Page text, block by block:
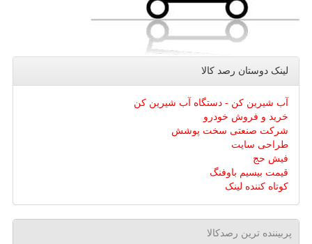
لینک دوستان رصد كالا
آب شیرین کن - دستگاه آب شیرین کن
خرید و فروش خودرو
شرکت صنعتی سخت پوشش
طراحی سایت
فیش حج
قیمت بیسیم باوفنگ
کوتاه کننده لینک
پربیننده ترین رصدکالا